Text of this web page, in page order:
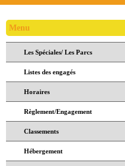
Menu
Les Spéciales/ Les Parcs
Listes des engagés
Horaires
Règlement/Engagement
Classements
Hébergement